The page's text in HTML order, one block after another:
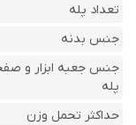
تعداد پله
جنس بدنه
جنس جعبه ابزار و
پله
حداکثر تحمل وزن